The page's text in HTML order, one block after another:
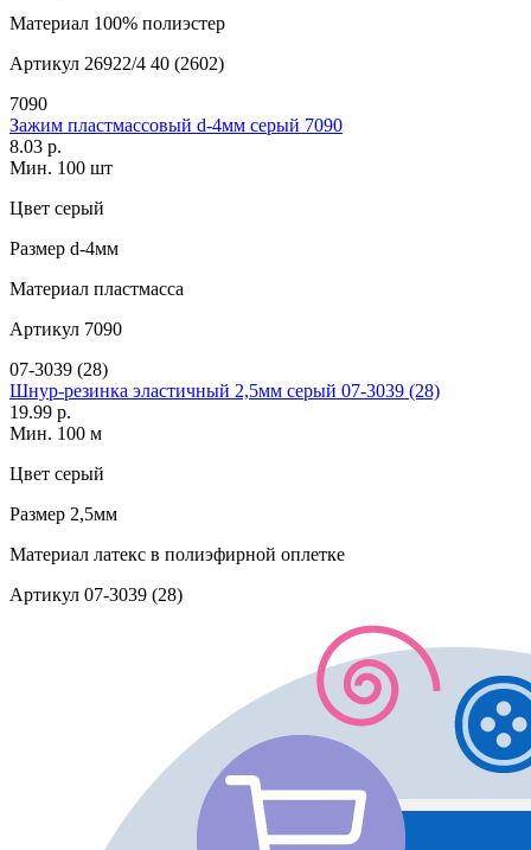
Материал 100% полиэстер
Артикул 26922/4 40 (2602)
7090
Зажим пластмассовый d-4мм серый 7090
8.03 р.
Мин. 100 шт
Цвет серый
Размер d-4мм
Материал пластмасса
Артикул 7090
07-3039 (28)
Шнур-резинка эластичный 2,5мм серый 07-3039 (28)
19.99 р.
Мин. 100 м
Цвет серый
Размер 2,5мм
Материал латекс в полиэфирной оплетке
Артикул 07-3039 (28)